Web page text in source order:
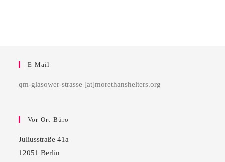
E-Mail
qm-glasower-strasse [at]morethanshelters.org
Vor-Ort-Büro
Juliusstraße 41a
12051 Berlin